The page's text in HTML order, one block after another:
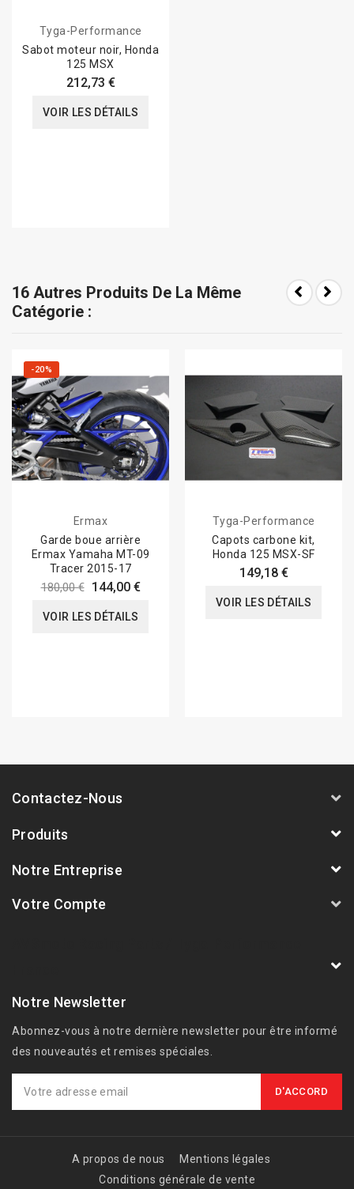
Tyga-Performance
Sabot moteur noir, Honda
125 MSX
212,73 €
VOIR LES DÉTAILS
16 Autres Produits De La Même
Catégorie :
-20%
Ermax
Garde boue arrière
Ermax Yamaha MT-09
Tracer 2015-17
180,00 € 144,00 €
VOIR LES DÉTAILS
Tyga-Performance
Capots carbone kit,
Honda 125 MSX-SF
149,18 €
VOIR LES DÉTAILS
Contactez-Nous
Produits
Notre Entreprise
Votre Compte
Notre Newsletter
Abonnez-vous à notre dernière newsletter pour être informé
des nouveautés et remises spéciales.
A propos de nous
Mentions légales
Conditions générale de vente